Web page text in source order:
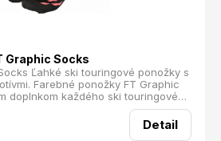
Graphic Socks
Ľahké ski touringové ponožky s
Farebné ponožky FT Graphic
doplnkom každého ski touringového
v niekoľkých farebných
potlačami, ktoré je možné
Dynafit Free Touring. Pre optimálnu
Detail